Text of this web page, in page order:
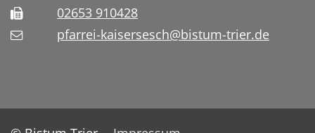
02653 910428
pfarrei-kaisersesch@bistum-trier.de